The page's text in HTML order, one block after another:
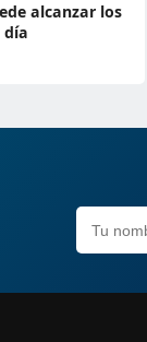
alcanzar los
día